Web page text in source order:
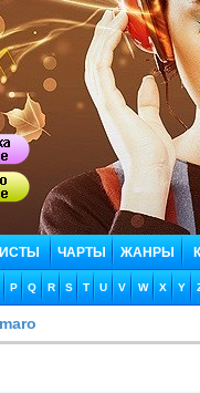
ЧАРТЫ ЖАНРЫ
P Q R S T U V W X Y